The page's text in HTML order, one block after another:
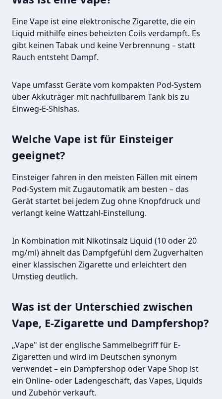
Eine Vape ist eine elektronische Zigarette, die ein
Liquid mithilfe eines beheizten Coils verdampft. Es
gibt keinen Tabak und keine Verbrennung – statt
Rauch entsteht Dampf.
Vape umfasst Geräte vom kompakten Pod-System
über Akkuträger mit nachfüllbarem Tank bis zu
Einweg-E-Shishas.
Welche Vape ist für Einsteiger
geeignet?
Einsteiger fahren in den meisten Fällen mit einem
Pod-System mit Zugautomatik am besten – das
Gerät startet bei jedem Zug ohne Knopfdruck und
verlangt keine Wattzahl-Einstellung.
In Kombination mit Nikotinsalz Liquid (10 oder 20
mg/ml) ähnelt das Dampfgefühl dem Zugverhalten
einer klassischen Zigarette und erleichtert den
Umstieg deutlich.
Was ist der Unterschied zwischen
Vape, E-Zigarette und Dampfershop?
„Vape" ist der englische Sammelbegriff für E-
Zigaretten und wird im Deutschen synonym
verwendet – ein Dampfershop oder Vape Shop ist
ein Online- oder Ladengeschäft, das Vapes, Liquids
und Zubehör verkauft.